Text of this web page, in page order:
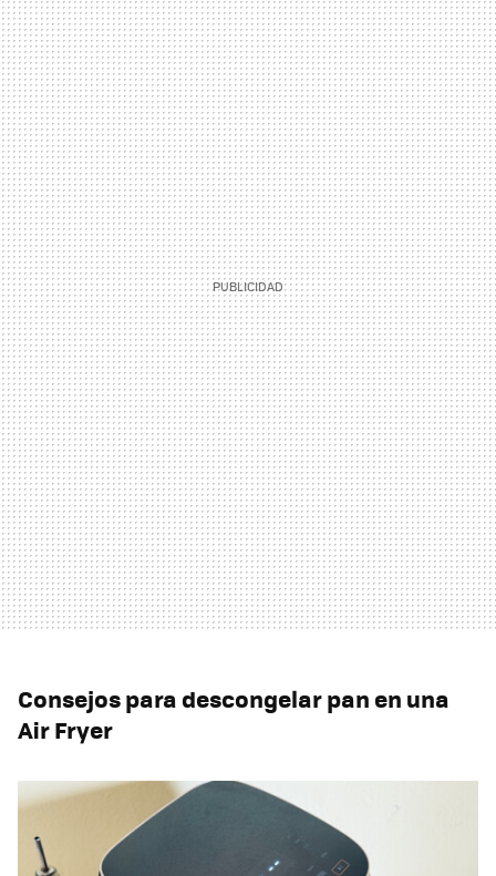
Consejos para descongelar pan en una
Air Fryer